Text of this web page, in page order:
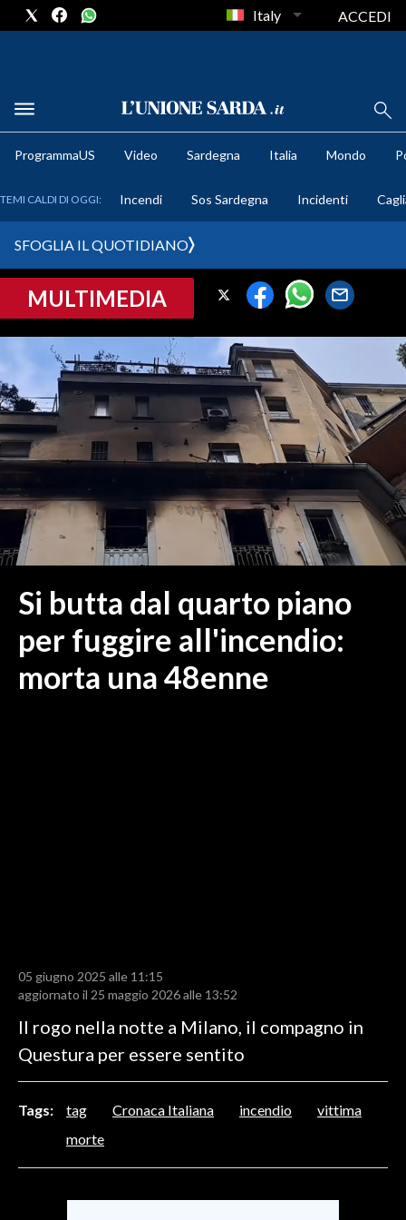
METEO
CRONACA SARDEGNA
PROVINCIA DI CAGLIARI
SULCIS IGLESIENTE
MEDIO CAMPIDANO
ORISTANO E PROVINCIA
SASSARI E PROVINCIA
GALLURA
NUORO E PROVINCIA
OGLIASTRA
ITALIA
MONDO
RISULTATI E CLASSIFICHE
CALCIO REGIONALE
BASKET
MOTORI
ALTRI SPORT
Italy ACCEDI
ProgrammaUS Video Sardegna Italia Mondo
TEMI CALDI DI OGGI: Incendi Sos Sardegna Incidenti
SFOGLIA IL QUOTIDIANO
MULTIMEDIA
Si butta dal quarto piano
per fuggire all'incendio:
morta una 48enne
05 giugno 2025 alle 11:15
aggiornato il 25 maggio 2026 alle 13:52
Il rogo nella notte a Milano, il compagno in
Questura per essere sentito
Tags: tag Cronaca Italiana incendio
vittima
morte